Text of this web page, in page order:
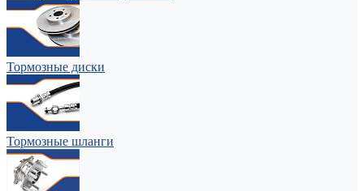
Тормозные диски
Тормозные шланги